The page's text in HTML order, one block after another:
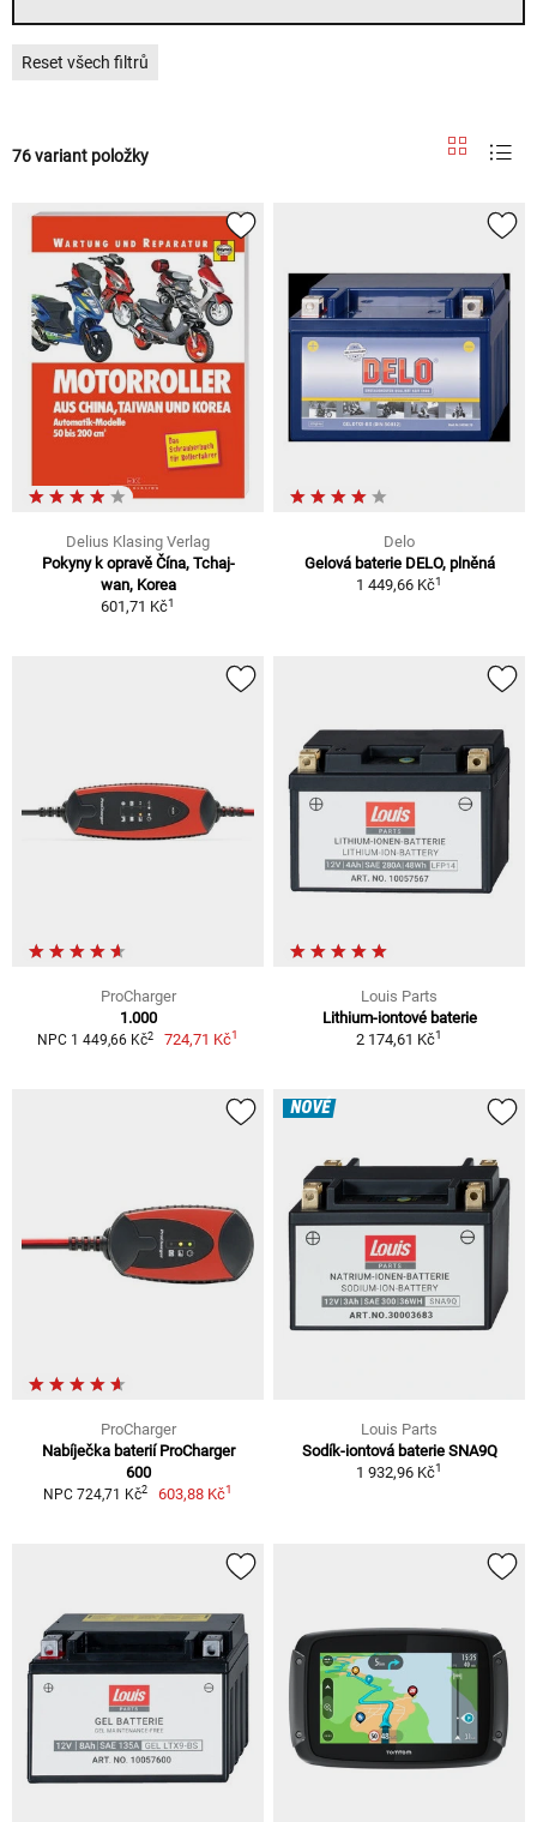
Reset všech filtrů
76 variant položky
Delius Klasing Verlag
Pokyny k opravě Čína, Tchaj-
wan, Korea
601,71 Kč1
Delo
Gelová baterie DELO, plněná
1 449,66 Kč1
ProCharger
1.000
NPC 1 449,66 Kč2 724,71 Kč1
Louis Parts
Lithium-iontové baterie
2 174,61 Kč1
ProCharger
Nabíječka baterií ProCharger
600
NPC 724,71 Kč2 603,88 Kč1
NOVÉ
Louis Parts
Sodík-iontová baterie SNA9Q
1 932,96 Kč1